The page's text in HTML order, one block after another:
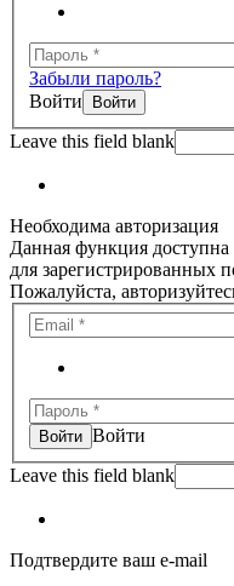
Забыли пароль?
Войти
Leave this field blank
Необходима авторизация
Данная функция доступна
для зарегистрированных
Пожалуйста,
Войти
Leave this field blank
Подтвердите ваш e-mail